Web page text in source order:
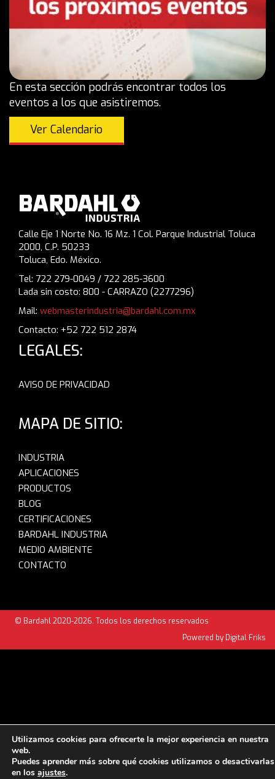
En esta sección podrás encontrar todos los
eventos a los que asistiremos.
Ver Calendario
Calle Eje 1 Norte No. 16 Mz. 1 Col. Parque Industrial Toluca
2000, C.P. 50233
Toluca, Edo. México.
Tel: 722 279-0049 / 722 285-3600
Lada sin costo: 800 - CARRAZO (2277296)
Mail: webmasterindustria@bardahl.com.mx
Contacto: +52 722 512 2874
LEGALES:
AVISO DE PRIVACIDAD
MAPA DE SITIO:
INDUSTRIA
APLICACIONES
PRODUCTOS
BLOG
CERTIFICACIONES
BARDAHL INDUSTRIA
MEDIO AMBIENTE
CONTACTO
© Bardahl 2020-2026. Todos los derechos reservados
Powered by Digital Friks
Utilizamos cookies para ofrecerte la mejor experiencia en nuestra
web.
Puedes aprender más sobre qué cookies utilizamos o desactivarlas
en los ajustes.